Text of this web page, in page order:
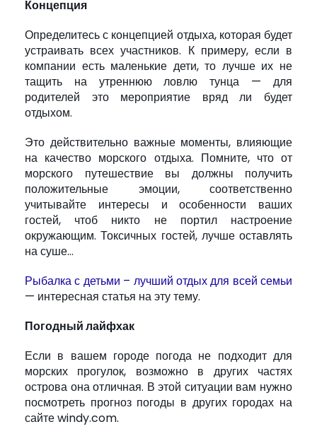
Концепция
Определитесь с концепцией отдыха, которая будет
устраивать всех участников. К примеру, если в
компании есть маленькие дети, то лучше их не
тащить на утреннюю ловлю тунца — для
родителей это мероприятие вряд ли будет
отдыхом.
Это действительно важные моменты, влияющие
на качество морского отдыха. Помните, что от
морского путешествие вы должны получить
положительные эмоции, соответственно
учитывайте интересы и особенности ваших
гостей, чтоб никто не портил настроение
окружающим. Токсичных гостей, лучше оставлять
на суше…
Рыбалка с детьми – лучший отдых для всей семьи
— интересная статья на эту тему.
Погодный лайфхак
Если в вашем городе погода не подходит для
морских прогулок, возможно в других частях
острова она отличная. В этой ситуации вам нужно
посмотреть прогноз погоды в других городах на
сайте windy.com.